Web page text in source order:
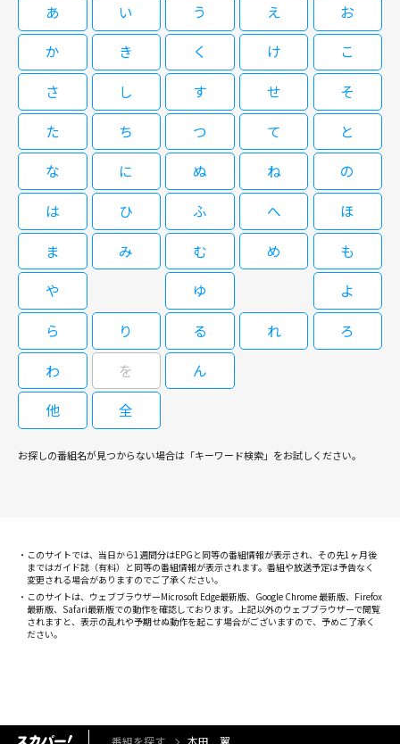
本田翼が主演を務め、劇中のボーイズグループ“8LOOM（ブルーム）”が実
際に期間限定グループとしてデビューしたことも話題になった大ヒットドラ
君の花になる #4[字]
08/08(土)14:45～15:35
本田翼が主演を務め、劇中のボーイズグループ“8LOOM（ブルーム）”が実
際に期間限定グループとしてデビューしたことも話題になった大ヒットドラ
マ！
君の花になる #5[字]
08/08(土)15:35～16:25
本田翼が主演を務め、劇中のボーイズグループ“8LOOM（ブルーム）”が実
あ い う え
お
か
き く け
こ
さ
し す せ
そ
た
ち つ て
と
な
に ぬ ね
の
は
ひ ふ へ
ほ
ま
み む め
も
や
ゆ
よ
ら
り る れ
ろ
わ
を
ん
他
全
お探しの番組名が見つからない場合は「キーワード検索」をお試しください。
このサイトでは、当日から1週間分はEPGと同等の番組情報が表示され、その先1ヶ月後
まではガイド誌（有料）と同等の番組情報が表示されます。番組や放送予定は予告なく
変更される場合がありますのでご了承ください。
このサイトは、ウェブブラウザーMicrosoft Edge最新版、Google Chrome 最新版、Firefox
最新版、Safari最新版での動作を確認しております。上記以外のウェブブラウザーで閲覧
されますと、表示の乱れや予期せぬ動作を起こす場合がございますので、予めご了承く
ださい。
番組を探す 本田 翼